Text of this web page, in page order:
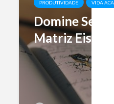
PRODUTIVIDADE VIDA
Domine Seu
Matriz